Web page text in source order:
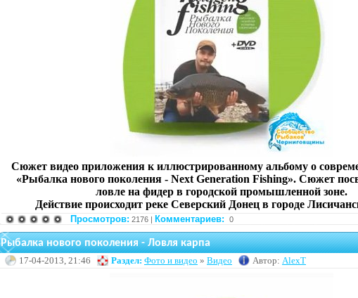
Сюжет видео приложения к иллюстрированному альбому о
«Рыбалка нового поколения - Next Generation Fishing». Сюжет
ловле на фидер в городской промышленной зоне.
Действие происходит реке Северский Донец в городе
Просмотров: 2176 | Комментариев: 0
Рыбалка нового поколения - Ловля карпа
17-04-2013, 21:46 Раздел: Фото и видео » Видео Автор: AlexT